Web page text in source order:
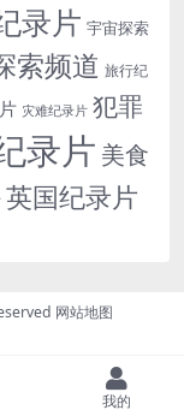
录片 宇宙探索
索频道 旅行纪
灾难纪录片 犯罪
录片 美食
英国纪录片
网站地图
我的